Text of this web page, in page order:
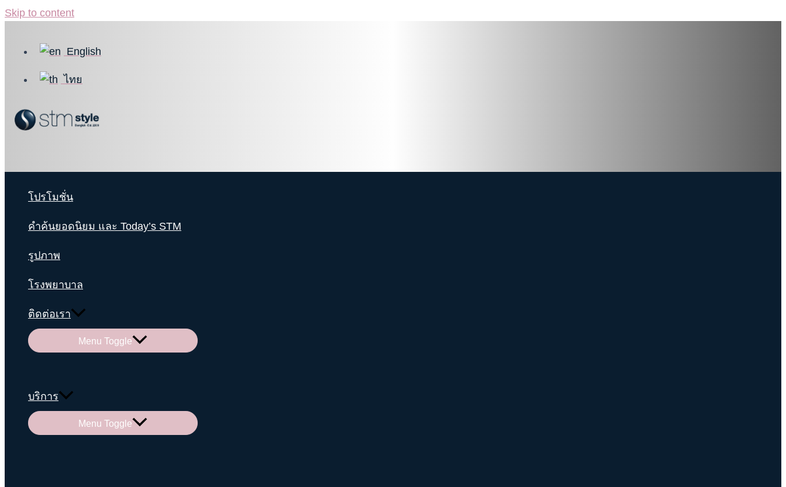
Skip to content
English
ไทย
โปรโมชั่น
คำค้นยอดนิยม และ Today’s STM
รูปภาพ
โรงพยาบาล
ติดต่อเรา
Menu Toggle
บริการ
Menu Toggle